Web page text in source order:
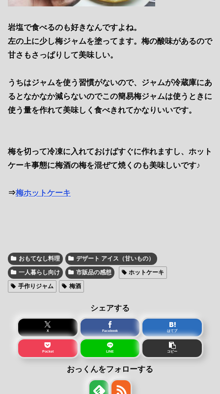
岩塩で食べるのも好きなんですよね。
左の上に少し梅ジャムを塗ってます。梅の酸味があるので
甘さもさっぱりして美味しい。
うちはジャムを使う習慣がないので、ジャムが冷蔵庫にあ
るとなかなか減らないのでこの簡易梅ジャムは使うときに
使う量を作れて美味しく食べきれてかなりいいです。
梅を切って冷凍に入れておけばすぐに作れますし、ホット
ケーキ事態に梅酒の梅を混ぜて焼くのも美味しいです♪
⇒梅ホットケーキ
おもてなし料理
デザート アイス（甘いもの）
一人暮らし向け
市販品の感想
ホットケーキ
手作りジャム
梅酒
シェアする
X Facebook はてブ
Pocket LINE コピー
おっくんをフォローする